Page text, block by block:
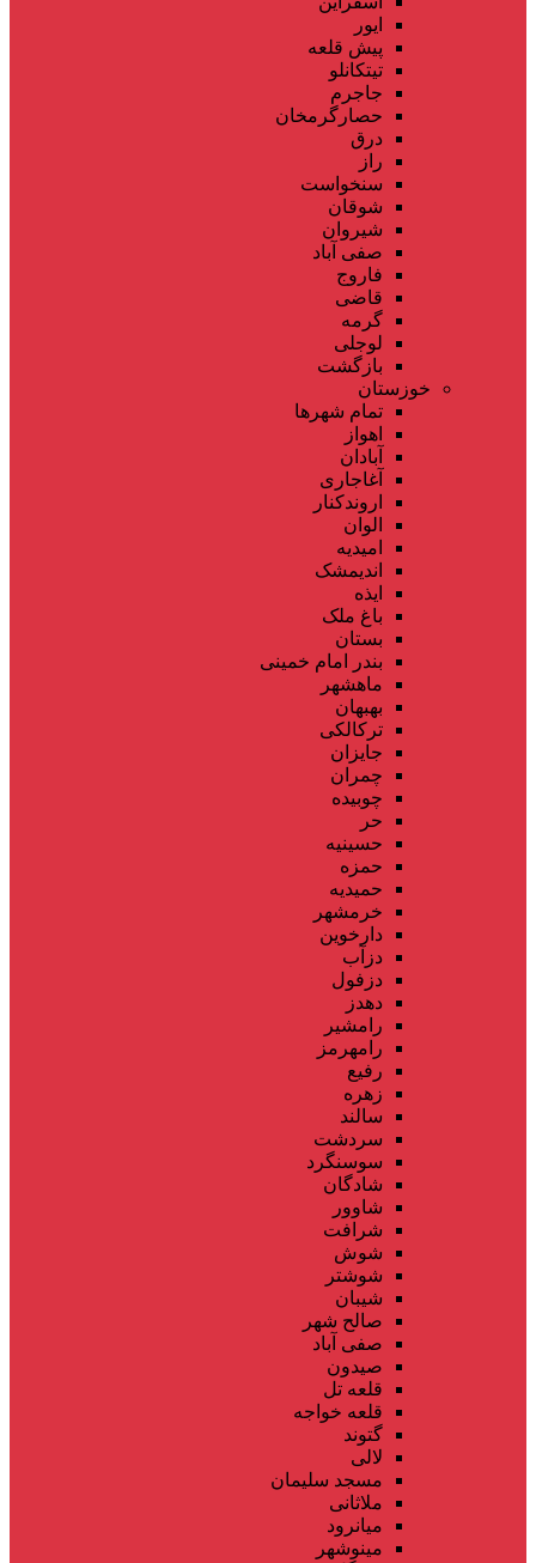
ایور
پیش قلعه
تیتکانلو
جاجرم
حصارگرمخان
درق
راز
سنخواست
شوقان
شیروان
صفی آباد
فاروج
قاضی
گرمه
لوجلی
بازگشت
خوزستان
تمام شهر‌ها
اهواز
آبادان
آغاجاری
اروندکنار
الوان
امیدیه
اندیمشک
ایذه
باغ ملک
بستان
بندر امام خمینی
ماهشهر
بهبهان
ترکالکی
جایزان
چمران
چوبیده
حر
حسینیه
حمزه
حمیدیه
خرمشهر
دارخوین
دزآب
دزفول
دهدز
رامشیر
رامهرمز
رفیع
زهره
سالند
سردشت
سوسنگرد
شادگان
شاوور
شرافت
شوش
شوشتر
شیبان
صالح شهر
صفی آباد
صیدون
قلعه تل
قلعه خواجه
گتوند
لالی
مسجد سلیمان
ملاثانی
میانرود
مینوشهر